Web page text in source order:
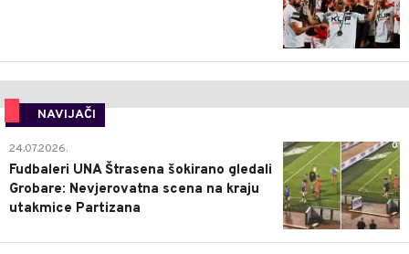
NAVIJAČI
0
24.07.2026.
Fudbaleri UNA Štrasena šokirano gledali
Grobare: Nevjerovatna scena na kraju
utakmice Partizana